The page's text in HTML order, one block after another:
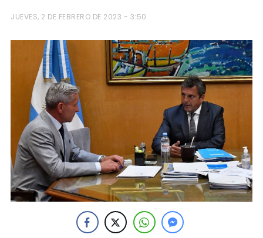
JUEVES, 2 DE FEBRERO DE 2023 - 3:50